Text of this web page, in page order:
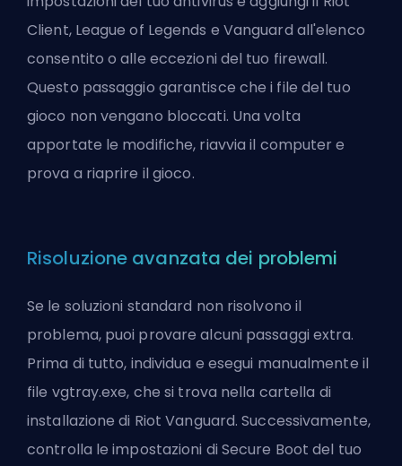
Client, League of Legends e Vanguard all'elenco
consentito o alle eccezioni del tuo firewall.
Questo passaggio garantisce che i file del tuo
gioco non vengano bloccati. Una volta
apportate le modifiche, riavvia il computer e
prova a riaprire il gioco.
Risoluzione avanzata dei problemi
Se le soluzioni standard non risolvono il
problema, puoi provare alcuni passaggi extra.
Prima di tutto, individua e esegui manualmente il
file vgtray.exe, che si trova nella cartella di
installazione di Riot Vanguard. Successivamente,
controlla le impostazioni di Secure Boot del tuo